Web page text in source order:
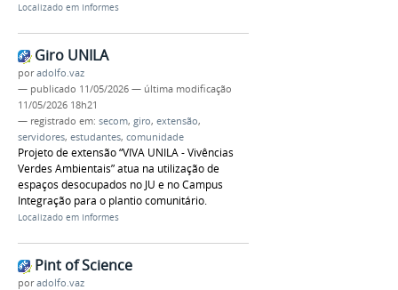
Localizado em Informes
Giro UNILA
poradolfo.vaz
— publicado 11/05/2026 — última modificação
11/05/2026 18h21
— registrado em: secom, giro, extensão,
servidores, estudantes, comunidade
Projeto de extensão “VIVA UNILA - Vivências
Verdes Ambientais” atua na utilização de
espaços desocupados no JU e no Campus
Integração para o plantio comunitário.
Localizado em Informes
Pint of Science
poradolfo.vaz